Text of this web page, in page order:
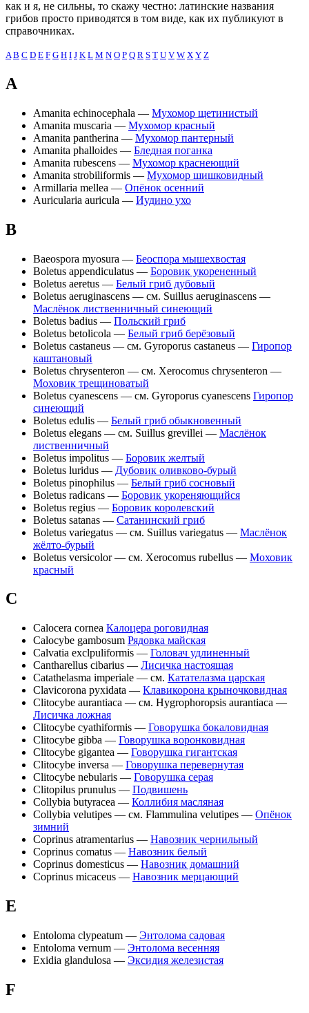
как и я, не сильны, то скажу честно: латинские названия
грибов просто приводятся в том виде, как их публикуют в
справочниках.
A B C D E F G H I J K L M N O P Q R S T U V W X Y Z
A
Amanita echinocephala — Мухомор щетинистый
Amanita muscaria — Мухомор красный
Amanita pantherina — Мухомор пантерный
Amanita phalloides — Бледная поганка
Amanita rubescens — Мухомор краснеющий
Amanita strobiliformis — Мухомор шишковидный
Armillaria mellea — Опёнок осенний
Auricularia auricula — Иудино ухо
B
Baeospora myosura — Беоспора мышехвостая
Boletus appendiculatus — Боровик укорененный
Boletus aeretus — Белый гриб дубовый
Boletus aeruginascens — см. Suillus aeruginascens —
Маслёнок лиственничный синеющий
Boletus badius — Польский гриб
Boletus betolicola — Белый гриб берёзовый
Boletus castaneus — см. Gyroporus castaneus — Гиропор
каштановый
Boletus chrysenteron — см. Xerocomus chrysenteron —
Моховик трещиноватый
Boletus cyanescens — см. Gyroporus cyanescens Гиропор
синеющий
Boletus edulis — Белый гриб обыкновенный
Boletus elegans — см. Suillus grevillei — Маслёнок
лиственничный
Boletus impolitus — Боровик желтый
Boletus luridus — Дубовик оливково-бурый
Boletus pinophilus — Белый гриб сосновый
Boletus radicans — Боровик укореняющийся
Boletus regius — Боровик королевский
Boletus satanas — Сатанинский гриб
Boletus variegatus — см. Suillus variegatus — Маслёнок
жёлто-бурый
Boletus versicolor — см. Xerocomus rubellus — Моховик
красный
C
Calocera cornea Калоцера роговидная
Calocybe gambosum Рядовка майская
Calvatia exclpuliformis — Головач удлиненный
Cantharellus cibarius — Лисичка настоящая
Catathelasma imperiale — см. Катателазма царская
Clavicorona pyxidata — Клавикорона крыночковидная
Clitocybe aurantiaca — см. Hygrophoropsis aurantiaca —
Лисичка ложная
Clitocybe cyathiformis — Говорушка бокаловидная
Clitocybe gibba — Говорушка воронковидная
Clitocybe gigantea — Говорушка гигантская
Clitocybe inversa — Говорушка перевернутая
Clitocybe nebularis — Говорушка серая
Clitopilus prunulus — Подвишень
Collybia butyracea — Коллибия масляная
Collybia velutipes — см. Flammulina velutipes — Опёнок
зимний
Coprinus atramentarius — Навозник чернильный
Coprinus comatus — Навозник белый
Coprinus domesticus — Навозник домашний
Coprinus micaceus — Навозник мерцающий
E
Entoloma clypeatum — Энтолома садовая
Entoloma vernum — Энтолома весенняя
Exidia glandulosa — Эксидия железистая
F